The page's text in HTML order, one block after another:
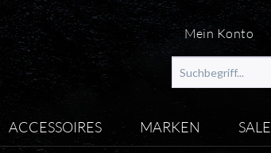
Mein Konto
ACCESSOIRES MARKEN SALE